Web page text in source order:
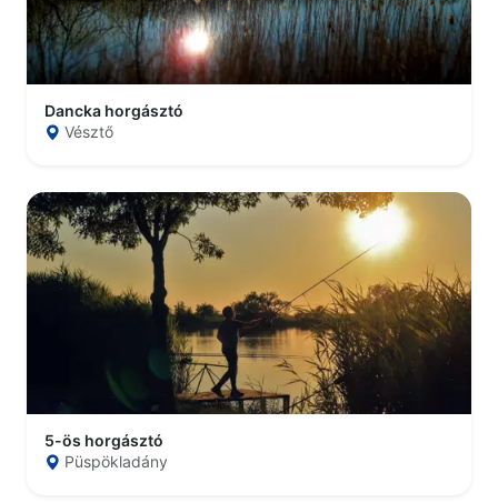
Dancka horgásztó
Vésztő
5-ös horgásztó
Püspökladány